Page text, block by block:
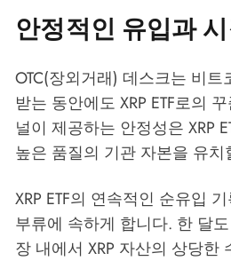
안정적인 유입과
OTC(장외거래) 데스크는 비
받는 동안에도 XRP ETF로의
널이 제공하는 안정성은 XRP
높은 품질의 기관 자본을 유
XRP ETF의 연속적인 순유입
부류에 속하게 합니다. 한 달
장 내에서 XRP 자산의 상당